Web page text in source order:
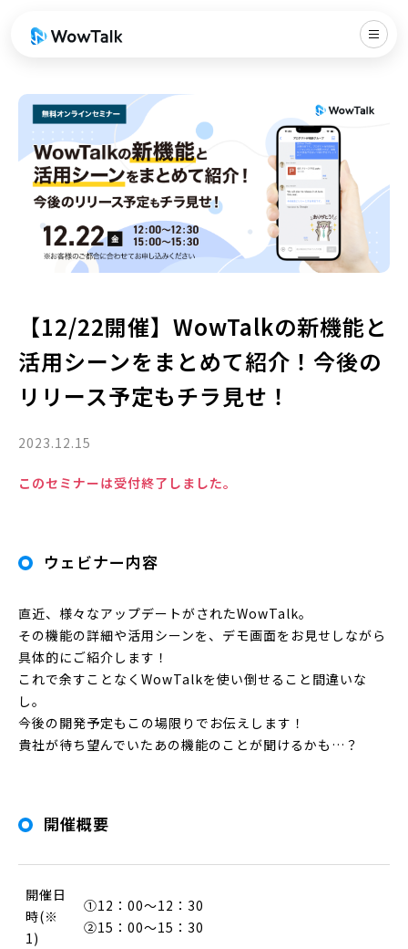
【12/22開催】WowTalkの新機能と
活用シーンをまとめて紹介！今後の
リリース予定もチラ見せ！
2023.12.15
このセミナーは受付終了しました。
ウェビナー内容
直近、様々なアップデートがされたWowTalk。
その機能の詳細や活用シーンを、デモ画面をお見せしながら
具体的にご紹介します！
これで余すことなくWowTalkを使い倒せること間違いな
し。
今後の開発予定もこの場限りでお伝えします！
貴社が待ち望んでいたあの機能のことが聞けるかも…？
開催概要
開催日
時(※
1)
①12：00～12：30
②15：00～15：30